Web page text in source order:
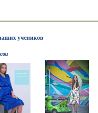
учеников